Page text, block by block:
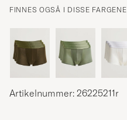
FINNES OGSÅ I DISSE FARGENE
Artikelnummer: 26225211r